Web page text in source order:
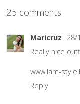
25 comments
Maricruz
28/
Really nice
www.lam-
Reply